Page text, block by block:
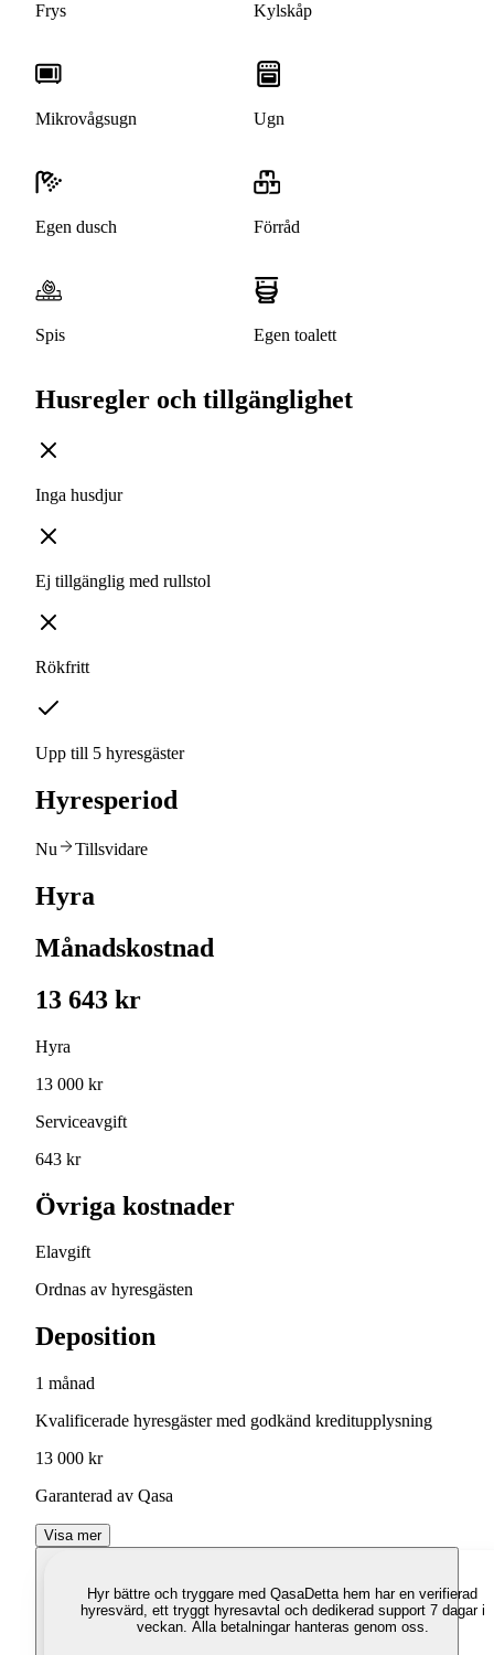
Frys Kylskåp
Mikrovågsugn Ugn
Egen dusch Förråd
Spis Egen toalett
Husregler och tillgänglighet
Inga husdjur
Ej tillgänglig med rullstol
Rökfritt
Upp till 5 hyresgäster
Hyresperiod
Nu Tillsvidare
Hyra
Månadskostnad
13 643 kr
Hyra
13 000 kr
Serviceavgift
643 kr
Övriga kostnader
Elavgift
Ordnas av hyresgästen
Deposition
1 månad
Kvalificerade hyresgäster med godkänd kreditupplysning
13 000 kr
Garanterad av Qasa
Visa mer
Hyr bättre och tryggare med QasaDetta hem har en verifierad
hyresvärd, ett tryggt hyresavtal och dedikerad support 7 dagar i
veckan. Alla betalningar hanteras genom oss.